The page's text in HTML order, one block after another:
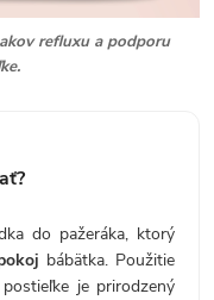
refluxu a podporu
do pažeráka, ktorý
bábätka. Použitie
je prirodzený